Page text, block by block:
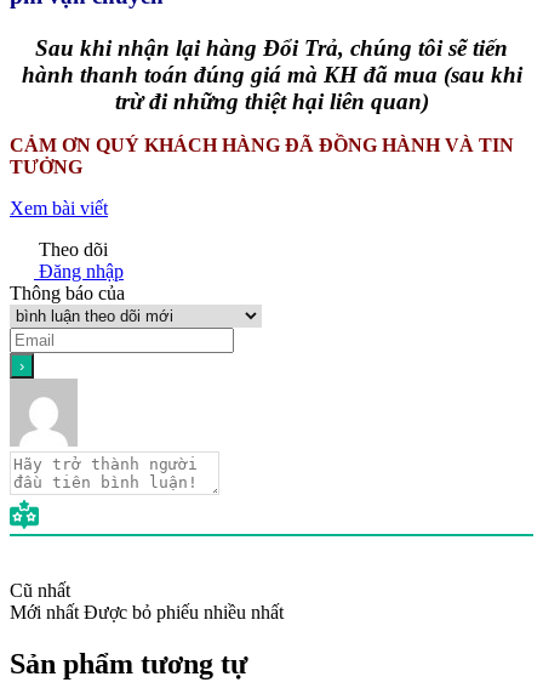
Sau khi nhận lại hàng Đổi Trả, chúng tôi sẽ tiến
hành thanh toán đúng giá mà KH đã mua (sau khi
trừ đi những thiệt hại liên quan)
CẢM ƠN QUÝ KHÁCH HÀNG ĐÃ ĐỒNG HÀNH VÀ TIN
TƯỞNG
Xem bài viết
Theo dõi
Đăng nhập
Thông báo của
Cũ nhất
Mới nhất Được bỏ phiếu nhiều nhất
Sản phẩm tương tự